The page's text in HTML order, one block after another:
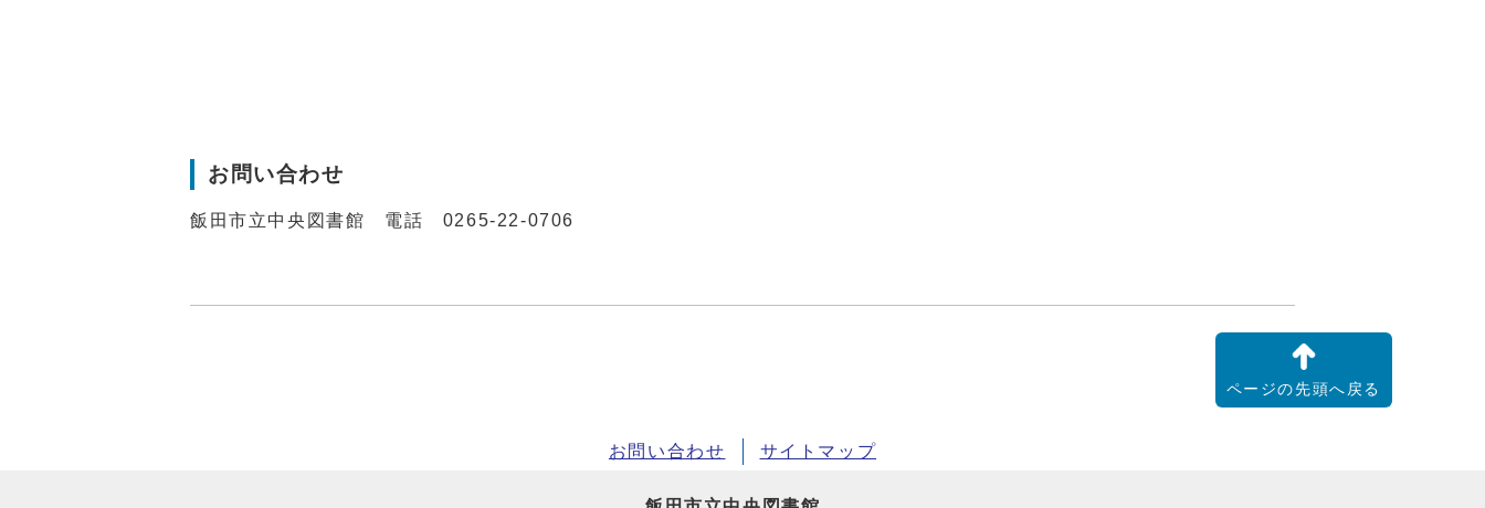
お問い合わせ
飯田市立中央図書館 電話 0265-22-0706
ページの先頭へ戻る
お問い合わせ サイトマップ